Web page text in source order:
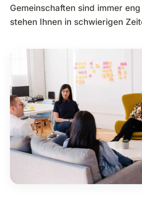
Gemeinschaften sind immer
stehen Ihnen in schwierigen